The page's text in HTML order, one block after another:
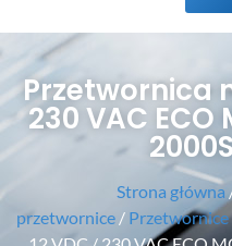
Przetwornica
230 VAC ECO
Strona główna
przetwornice/ Przetwornice